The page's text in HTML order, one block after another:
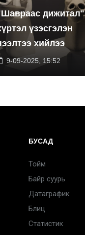
дижитал"
үзэсгэлэн
хийлээ
9-09-2025, 15:52
БУСАД
Тойм
Байр суурь
Датаграфик
Блиц
Статистик